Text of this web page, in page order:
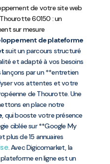
de votre site web
60150 : un
sur mesure
de plateforme
suit un parcours structuré
et adapté à vos besoins
par un **entretien
vos attentes et votre
de Thourotte. Une
en place notre
, qui booste votre présence
ciblée sur **Google My
plus de 15 annuaires
. Avec Digicomarket, la
en ligne est un